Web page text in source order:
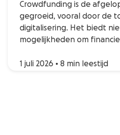
Crowdfunding is de
gegroeid, vooral door de
digitalisering. Het biedt
mogelijkheden om
1 juli 2026 • 8 min leestijd